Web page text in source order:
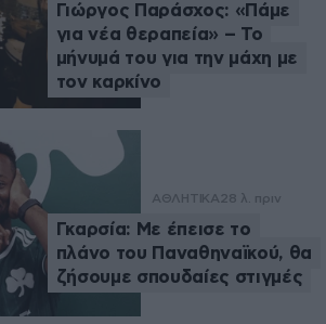
Γιώργος Παράσχος: «Πάμε
για νέα θεραπεία» – Το
μήνυμά του για την μάχη με
τον καρκίνο
ΑΘΛΗΤΙΚΑ 28 λ. πριν
Γκαρσία: Με έπεισε το
πλάνο του Παναθηναϊκού, θα
ζήσουμε σπουδαίες στιγμές